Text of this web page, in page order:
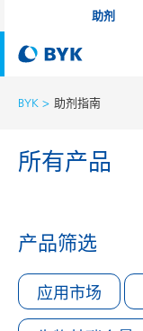
助剂
BYK 助剂指南
所有产品
产品筛选
应用市场